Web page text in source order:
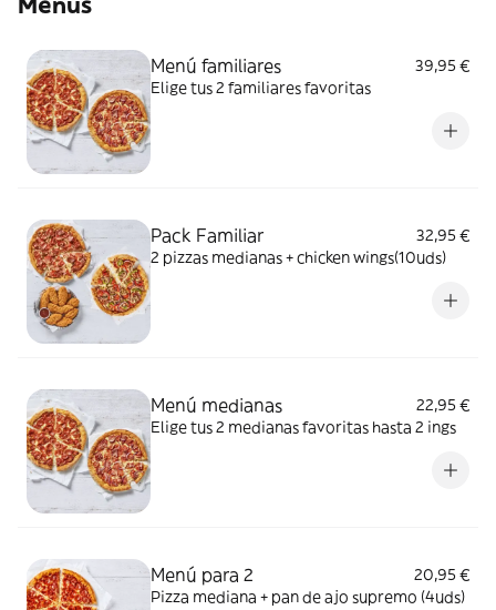
Menú familiares
39,95 €
Elige tus 2 familiares favoritas
Pack Familiar
32,95 €
2 pizzas medianas + chicken wings(10uds)
Menú medianas
22,95 €
Elige tus 2 medianas favoritas hasta 2 ings
Menú para 2
20,95 €
Pizza mediana + pan de ajo supremo (4uds)